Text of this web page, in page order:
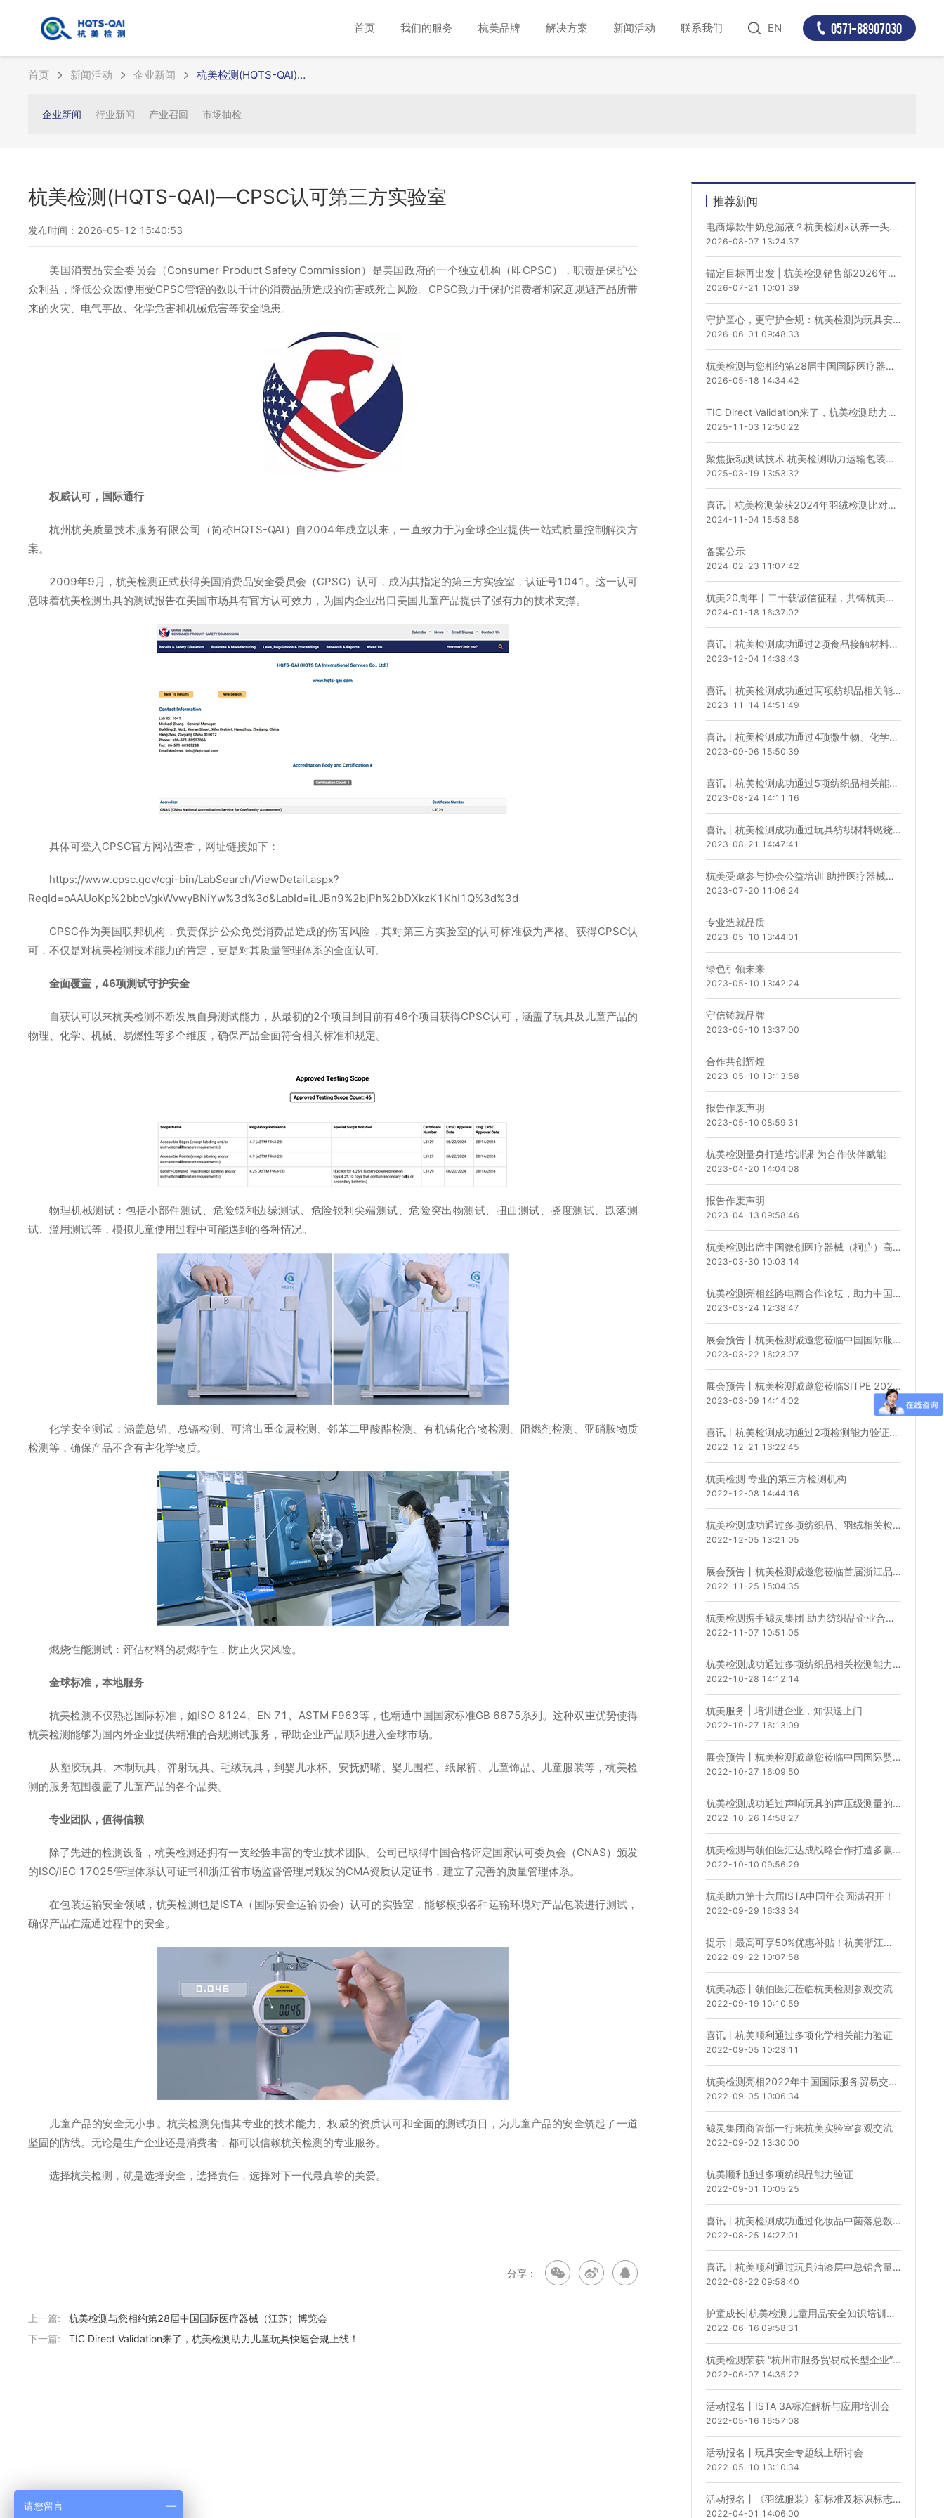
首页 我们的服务 杭美品牌 解决方案 新闻活动 联系我们 EN 0571-88907030
首页 新闻活动 企业新闻 杭美检测(HQTS-QAI)—CPSC认可第三方实验室
企业新闻 行业新闻 产业召回 市场抽检
杭美检测(HQTS-QAI)—CPSC认可第三方实验室
发布时间：2026-05-12 15:40:53
美国消费品安全委员会（Consumer Product Safety Commission）是美国政府的一个独立机构（即CPSC），职责是保护公
众利益，降低公众因使用受CPSC管辖的数以千计的消费品所造成的伤害或死亡风险。CPSC致力于保护消费者和家庭规避产品所带
来的火灾、电气事故、化学危害和机械危害等安全隐患。
权威认可，国际通行
杭州杭美质量技术服务有限公司（简称HQTS-QAI）自2004年成立以来，一直致力于为全球企业提供一站式质量控制解决方
案。
2009年9月，杭美检测正式获得美国消费品安全委员会（CPSC）认可，成为其指定的第三方实验室，认证号1041。这一认可
意味着杭美检测出具的测试报告在美国市场具有官方认可效力，为国内企业出口美国儿童产品提供了强有力的技术支撑。
具体可登入CPSC官方网站查看，网址链接如下：
https://www.cpsc.gov/cgi-bin/LabSearch/ViewDetail.aspx?
ReqId=oAAUoKp%2bbcVgkWvwyBNiYw%3d%3d&LabId=iLJBn9%2bjPh%2bDXkzK1KhI1Q%3d%3d
CPSC作为美国联邦机构，负责保护公众免受消费品造成的伤害风险，其对第三方实验室的认可标准极为严格。获得CPSC认
可，不仅是对杭美检测技术能力的肯定，更是对其质量管理体系的全面认可。
全面覆盖，46项测试守护安全
自获认可以来杭美检测不断发展自身测试能力，从最初的2个项目到目前有46个项目获得CPSC认可，涵盖了玩具及儿童产品的
物理、化学、机械、易燃性等多个维度，确保产品全面符合相关标准和规定。
物理机械测试：包括小部件测试、危险锐利边缘测试、危险锐利尖端测试、危险突出物测试、扭曲测试、挠度测试、跌落测
试、滥用测试等，模拟儿童使用过程中可能遇到的各种情况。
化学安全测试：涵盖总铅、总镉检测、可溶出重金属检测、邻苯二甲酸酯检测、有机锡化合物检测、阻燃剂检测、亚硝胺物质
检测等，确保产品不含有害化学物质。
燃烧性能测试：评估材料的易燃特性，防止火灾风险。
全球标准，本地服务
杭美检测不仅熟悉国际标准，如ISO 8124、EN 71、ASTM F963等，也精通中国国家标准GB 6675系列。这种双重优势使得
杭美检测能够为国内外企业提供精准的合规测试服务，帮助企业产品顺利进入全球市场。
从塑胶玩具、木制玩具、弹射玩具、毛绒玩具，到婴儿水杯、安抚奶嘴、婴儿围栏、纸尿裤、儿童饰品、儿童服装等，杭美检
测的服务范围覆盖了儿童产品的各个品类。
专业团队，值得信赖
除了先进的检测设备，杭美检测还拥有一支经验丰富的专业技术团队。公司已取得中国合格评定国家认可委员会（CNAS）颁发
的ISO/IEC 17025管理体系认可证书和浙江省市场监督管理局颁发的CMA资质认定证书，建立了完善的质量管理体系。
在包装运输安全领域，杭美检测也是ISTA（国际安全运输协会）认可的实验室，能够模拟各种运输环境对产品包装进行测试，
确保产品在流通过程中的安全。
儿童产品的安全无小事。杭美检测凭借其专业的技术能力、权威的资质认可和全面的测试项目，为儿童产品的安全筑起了一道
坚固的防线。无论是生产企业还是消费者，都可以信赖杭美检测的专业服务。
选择杭美检测，就是选择安全，选择责任，选择对下一代最真挚的关爱。
分享：
上一篇:
杭美检测与您相约第28届中国国际医疗器械（江苏）博览会
下一篇:
TIC Direct Validation来了，杭美检测助力儿童玩具快速合规上线！
推荐新闻
电商爆款牛奶总漏液？杭美检测×认养一头牛将揭秘ISTA测试解法
2026-08-07 13:24:37
锚定目标再出发 | 杭美检测销售部2026年中会议圆满召开
2026-07-21 10:01:39
守护童心，更守护合规：杭美检测为玩具安全把关
2026-06-01 09:48:33
杭美检测与您相约第28届中国国际医疗器械（江苏）博览会
2026-05-18 14:34:42
TIC Direct Validation来了，杭美检测助力儿童玩具快速合规上线！
2025-11-03 12:50:22
聚焦振动测试技术 杭美检测助力运输包装安全升级
2025-03-19 13:53:32
喜讯 | 杭美检测荣获2024年羽绒检测比对试验满意结果
2024-11-04 15:58:58
备案公示
2024-02-23 11:07:42
杭美20周年丨二十载诚信征程，共铸杭美新辉煌
2024-01-18 16:37:02
喜讯丨杭美检测成功通过2项食品接触材料相关验证计划！
2023-12-04 14:38:43
喜讯丨杭美检测成功通过两项纺织品相关能力验证计划！
2023-11-14 14:51:49
喜讯丨杭美检测成功通过4项微生物、化学相关能力验证计划！
2023-09-06 15:50:39
喜讯丨杭美检测成功通过5项纺织品相关能力验证计划！
2023-08-24 14:11:16
喜讯丨杭美检测成功通过玩具纺织材料燃烧速率的测定能力验证计划！
2023-08-21 14:47:41
杭美受邀参与协会公益培训 助推医疗器械产业发展升级
2023-07-20 11:06:24
专业造就品质
2023-05-10 13:44:01
绿色引领未来
2023-05-10 13:42:24
守信铸就品牌
2023-05-10 13:37:00
合作共创辉煌
2023-05-10 13:13:58
报告作废声明
2023-05-10 08:59:31
杭美检测量身打造培训课 为合作伙伴赋能
2023-04-20 14:04:08
报告作废声明
2023-04-13 09:58:46
杭美检测出席中国微创医疗器械（桐庐）高峰论坛
2023-03-30 10:03:14
杭美检测亮相丝路电商合作论坛，助力中国卖家远航出海！
2023-03-24 12:38:47
展会预告丨杭美检测诚邀您莅临中国国际服装服饰博览会（春季）
2023-03-22 16:23:07
展会预告丨杭美检测诚邀您莅临SITPE 2023上海国际运输包装展览会
2023-03-09 14:14:02
喜讯丨杭美检测成功通过2项检测能力验证计划！
2022-12-21 16:22:45
杭美检测 专业的第三方检测机构
2022-12-08 14:44:16
杭美检测成功通过多项纺织品、羽绒相关检测能力验证计划！
2022-12-05 13:21:05
展会预告丨杭美检测诚邀您莅临首届浙江品牌产品出口交易会暨国际推广大会
2022-11-25 15:04:35
杭美检测携手鲸灵集团 助力纺织品企业合规化生产
2022-11-07 10:51:05
杭美检测成功通过多项纺织品相关检测能力验证计划！
2022-10-28 14:12:14
杭美服务 | 培训进企业，知识送上门
2022-10-27 16:13:09
展会预告丨杭美检测诚邀您莅临中国国际婴童用品展览会
2022-10-27 16:09:50
杭美检测成功通过声响玩具的声压级测量的检测能力验证计划！
2022-10-26 14:58:27
杭美检测与领伯医汇达成战略合作打造多赢格局
2022-10-10 09:56:29
杭美助力第十六届ISTA中国年会圆满召开！
2022-09-29 16:33:34
提示丨最高可享50%优惠补贴！杭美浙江创新券服务火热进行中！
2022-09-22 10:07:58
杭美动态丨领伯医汇莅临杭美检测参观交流
2022-09-19 10:10:59
喜讯丨杭美顺利通过多项化学相关能力验证
2022-09-05 10:23:11
杭美检测亮相2022年中国国际服务贸易交易会线上展
2022-09-05 10:06:34
鲸灵集团商管部一行来杭美实验室参观交流
2022-09-02 13:30:00
杭美顺利通过多项纺织品能力验证
2022-09-01 10:05:25
喜讯丨杭美检测成功通过化妆品中菌落总数的检测能力验证计划！
2022-08-25 14:27:01
喜讯丨杭美顺利通过玩具油漆层中总铅含量的测定能力验证计划
2022-08-22 09:58:40
护童成长|杭美检测儿童用品安全知识培训进社区
2022-06-16 09:58:31
杭美检测荣获 “杭州市服务贸易成长型企业”称号
2022-06-07 14:35:22
活动报名丨ISTA 3A标准解析与应用培训会
2022-05-16 15:57:08
活动报名丨玩具安全专题线上研讨会
2022-05-10 13:10:34
活动报名丨《羽绒服装》新标准及标识标志解读，助力企业质控
2022-04-01 14:06:00
请您留言